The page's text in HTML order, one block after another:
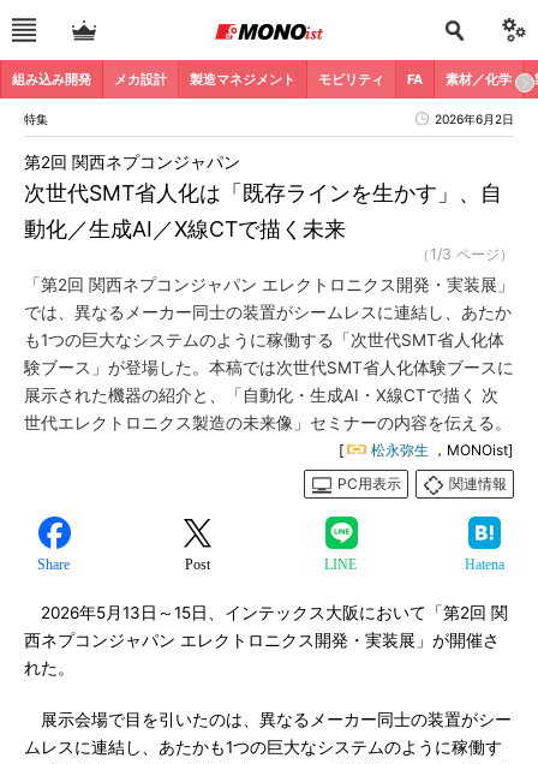
組み込み開発 メカ設計 製造マネジメント モビリティ FA 素材／化学
特集 2026年6月2日
次世代SMT省人化は「既存ラインを生かす」、自
動化／生成AI／X線CTで描く未来
第2回 関西ネプコンジャパン
（1/3 ページ）
「第2回 関西ネプコンジャパン エレクトロニクス開発・実装展」
では、異なるメーカー同士の装置がシームレスに連結し、あたか
も1つの巨大なシステムのように稼働する「次世代SMT省人化体
験ブース」が登場した。本稿では次世代SMT省人化体験ブースに
展示された機器の紹介と、「自動化・生成AI・X線CTで描く 次
世代エレクトロニクス製造の未来像」セミナーの内容を伝える。
[ 松永弥生 ，MONOist]
PC用表示
関連情報
Share Post LINE Hatena
2026年5月13日～15日、インテックス大阪において「第2回 関
西ネプコンジャパン エレクトロニクス開発・実装展」が開催さ
れた。
展示会場で目を引いたのは、異なるメーカー同士の装置がシー
ムレスに連結し、あたかも1つの巨大なシステムのように稼働す